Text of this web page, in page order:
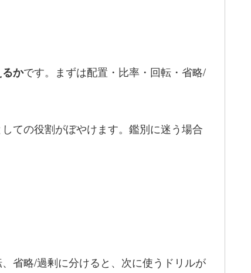
かです。まずは配置・比率・回転・省略/
ての役割がぼやけます。鑑別に迷う場合
省略/過剰に分けると、次に使うドリルが